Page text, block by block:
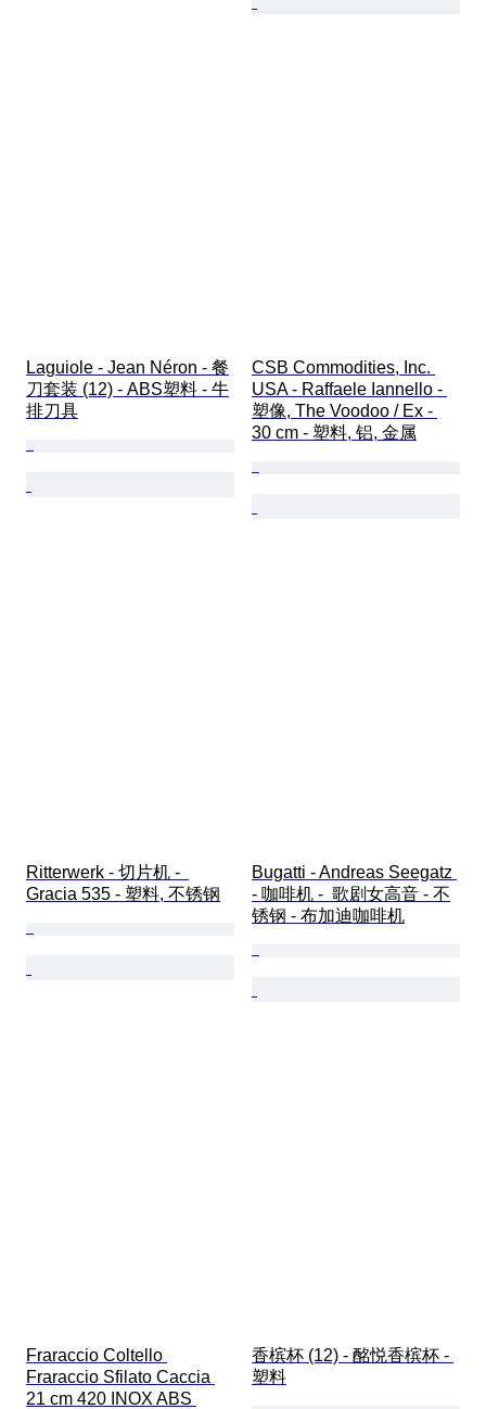
Laguiole - Jean Néron - 餐
刀套装 (12) - ABS塑料 - 牛
排刀具
CSB Commodities, Inc.
USA - Raffaele Iannello -
塑像, The Voodoo / Ex -
30 cm - 塑料, 铝, 金属
Ritterwerk - 切片机 -
Gracia 535 - 塑料, 不锈钢
Bugatti - Andreas Seegatz
- 咖啡机 -  歌剧女高音 - 不
锈钢 - 布加迪咖啡机
Fraraccio Coltello
Fraraccio Sfilato Caccia
21 cm 420 INOX ABS
香槟杯 (12) - 酩悦香槟杯 -
塑料